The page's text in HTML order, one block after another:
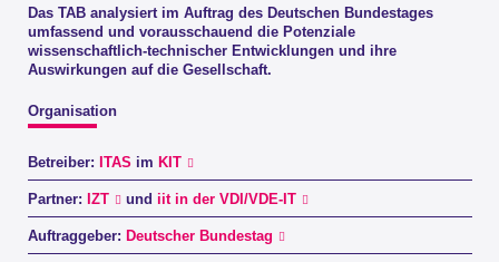
Das TAB analysiert im Auftrag des Deutschen Bundestages
umfassend und vorausschauend die Potenziale
wissenschaftlich-technischer Entwicklungen und ihre
Auswirkungen auf die Gesellschaft.
Organisation
Betreiber: ITAS im KIT
Partner: IZT und iit in der VDI/VDE-IT
Auftraggeber: Deutscher Bundestag